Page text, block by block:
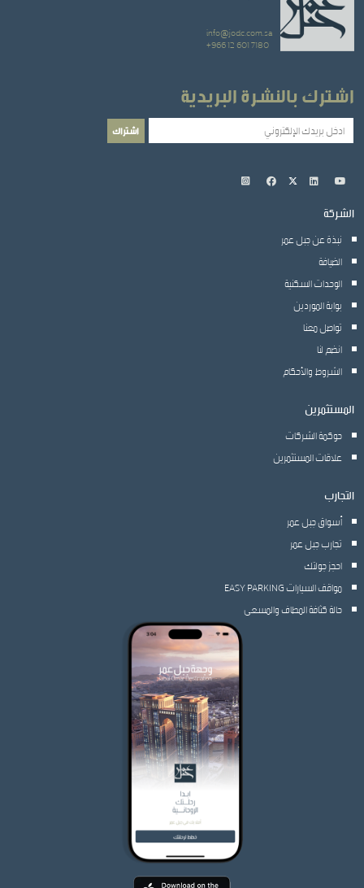
info@jodc.com.sa
+966 12 601 7180
اشترك بالنشرة البريدية
الشركة
نبذة عن جبل عمر
الضيافة
الوحدات السكنية
بوابة الموردين
تواصل معنا
انضم لنا
الشروط والأحكام
المستثمرين
حوكمة الشركات
علاقات المستثمرين
التجارب
أسواق جبل عمر
تجارب جبل عمر
احجز جولتك
مواقف السيارات EASY PARKING
حالة كثافة المطاف والمسعى